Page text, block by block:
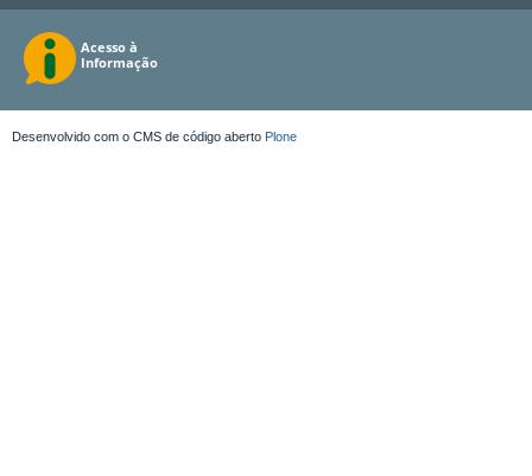
Desenvolvido com o CMS de código aberto Plone